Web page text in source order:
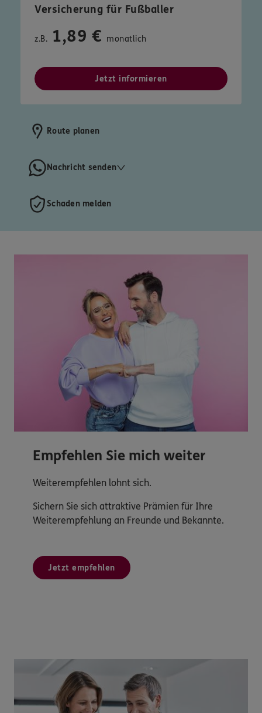
Versicherung für Fußballer
z.B. 1,89 € monatlich
Jetzt informieren
Route planen
Nachricht senden
Schaden melden
Empfehlen Sie mich weiter
Weiterempfehlen lohnt sich.
Sichern Sie sich attraktive Prämien für Ihre
Weiterempfehlung an Freunde und Bekannte.
Jetzt empfehlen